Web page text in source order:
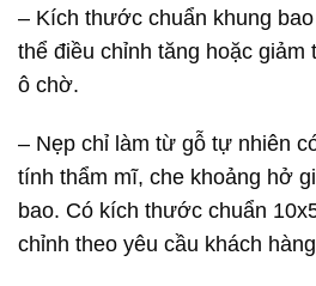
– Kích thước chuẩn khung
thể điều chỉnh tăng hoặc
ô chờ.
– Nẹp chỉ làm từ gỗ tự nhiên
tính thẩm mĩ, che khoảng hở
bao. Có kích thước chuẩn
chỉnh theo yêu cầu khách